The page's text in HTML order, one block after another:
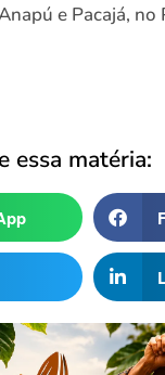
e Pacajá, no
essa matéria: